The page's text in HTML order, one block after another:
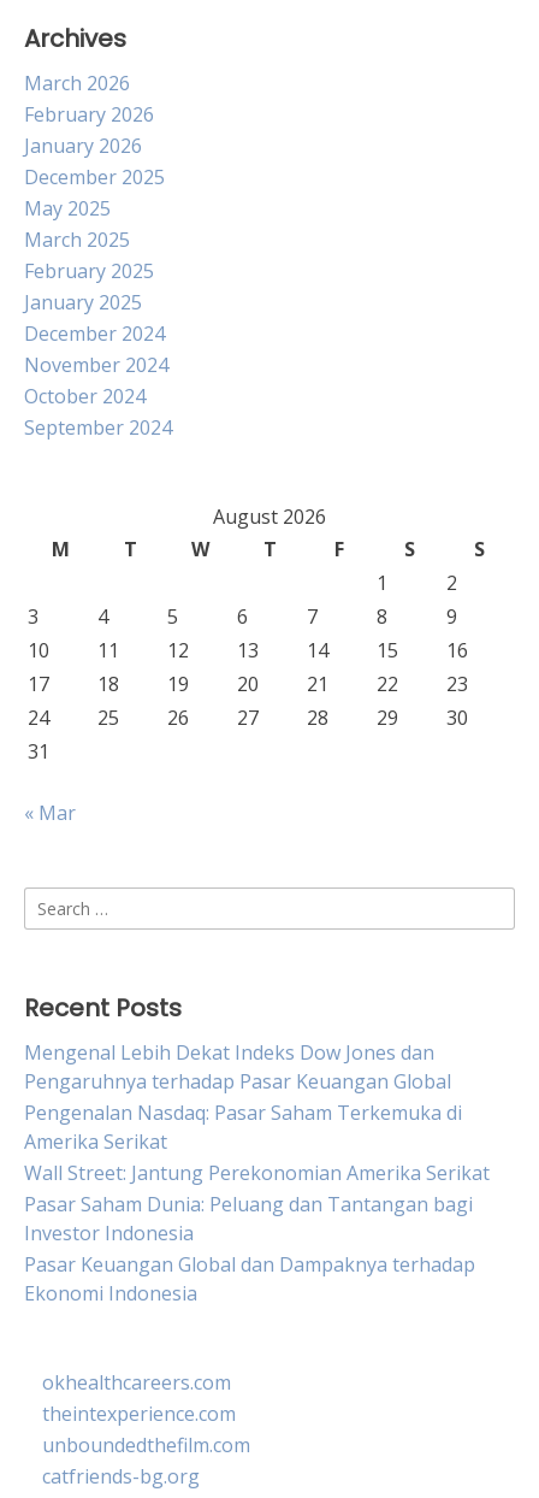
Archives
March 2026
February 2026
January 2026
December 2025
May 2025
March 2025
February 2025
January 2025
December 2024
November 2024
October 2024
September 2024
August 2026
M
T W T F S
S
1
2
3
4 5 6 7 8
9
10
11 12 13 14 15
16
17
18 19 20 21 22
23
24
25 26 27 28 29
30
31
« Mar
Search
for:
Recent Posts
Mengenal Lebih Dekat Indeks Dow Jones dan
Pengaruhnya terhadap Pasar Keuangan Global
Pengenalan Nasdaq: Pasar Saham Terkemuka di
Amerika Serikat
Wall Street: Jantung Perekonomian Amerika Serikat
Pasar Saham Dunia: Peluang dan Tantangan bagi
Investor Indonesia
Pasar Keuangan Global dan Dampaknya terhadap
Ekonomi Indonesia
okhealthcareers.com
theintexperience.com
unboundedthefilm.com
catfriends-bg.org